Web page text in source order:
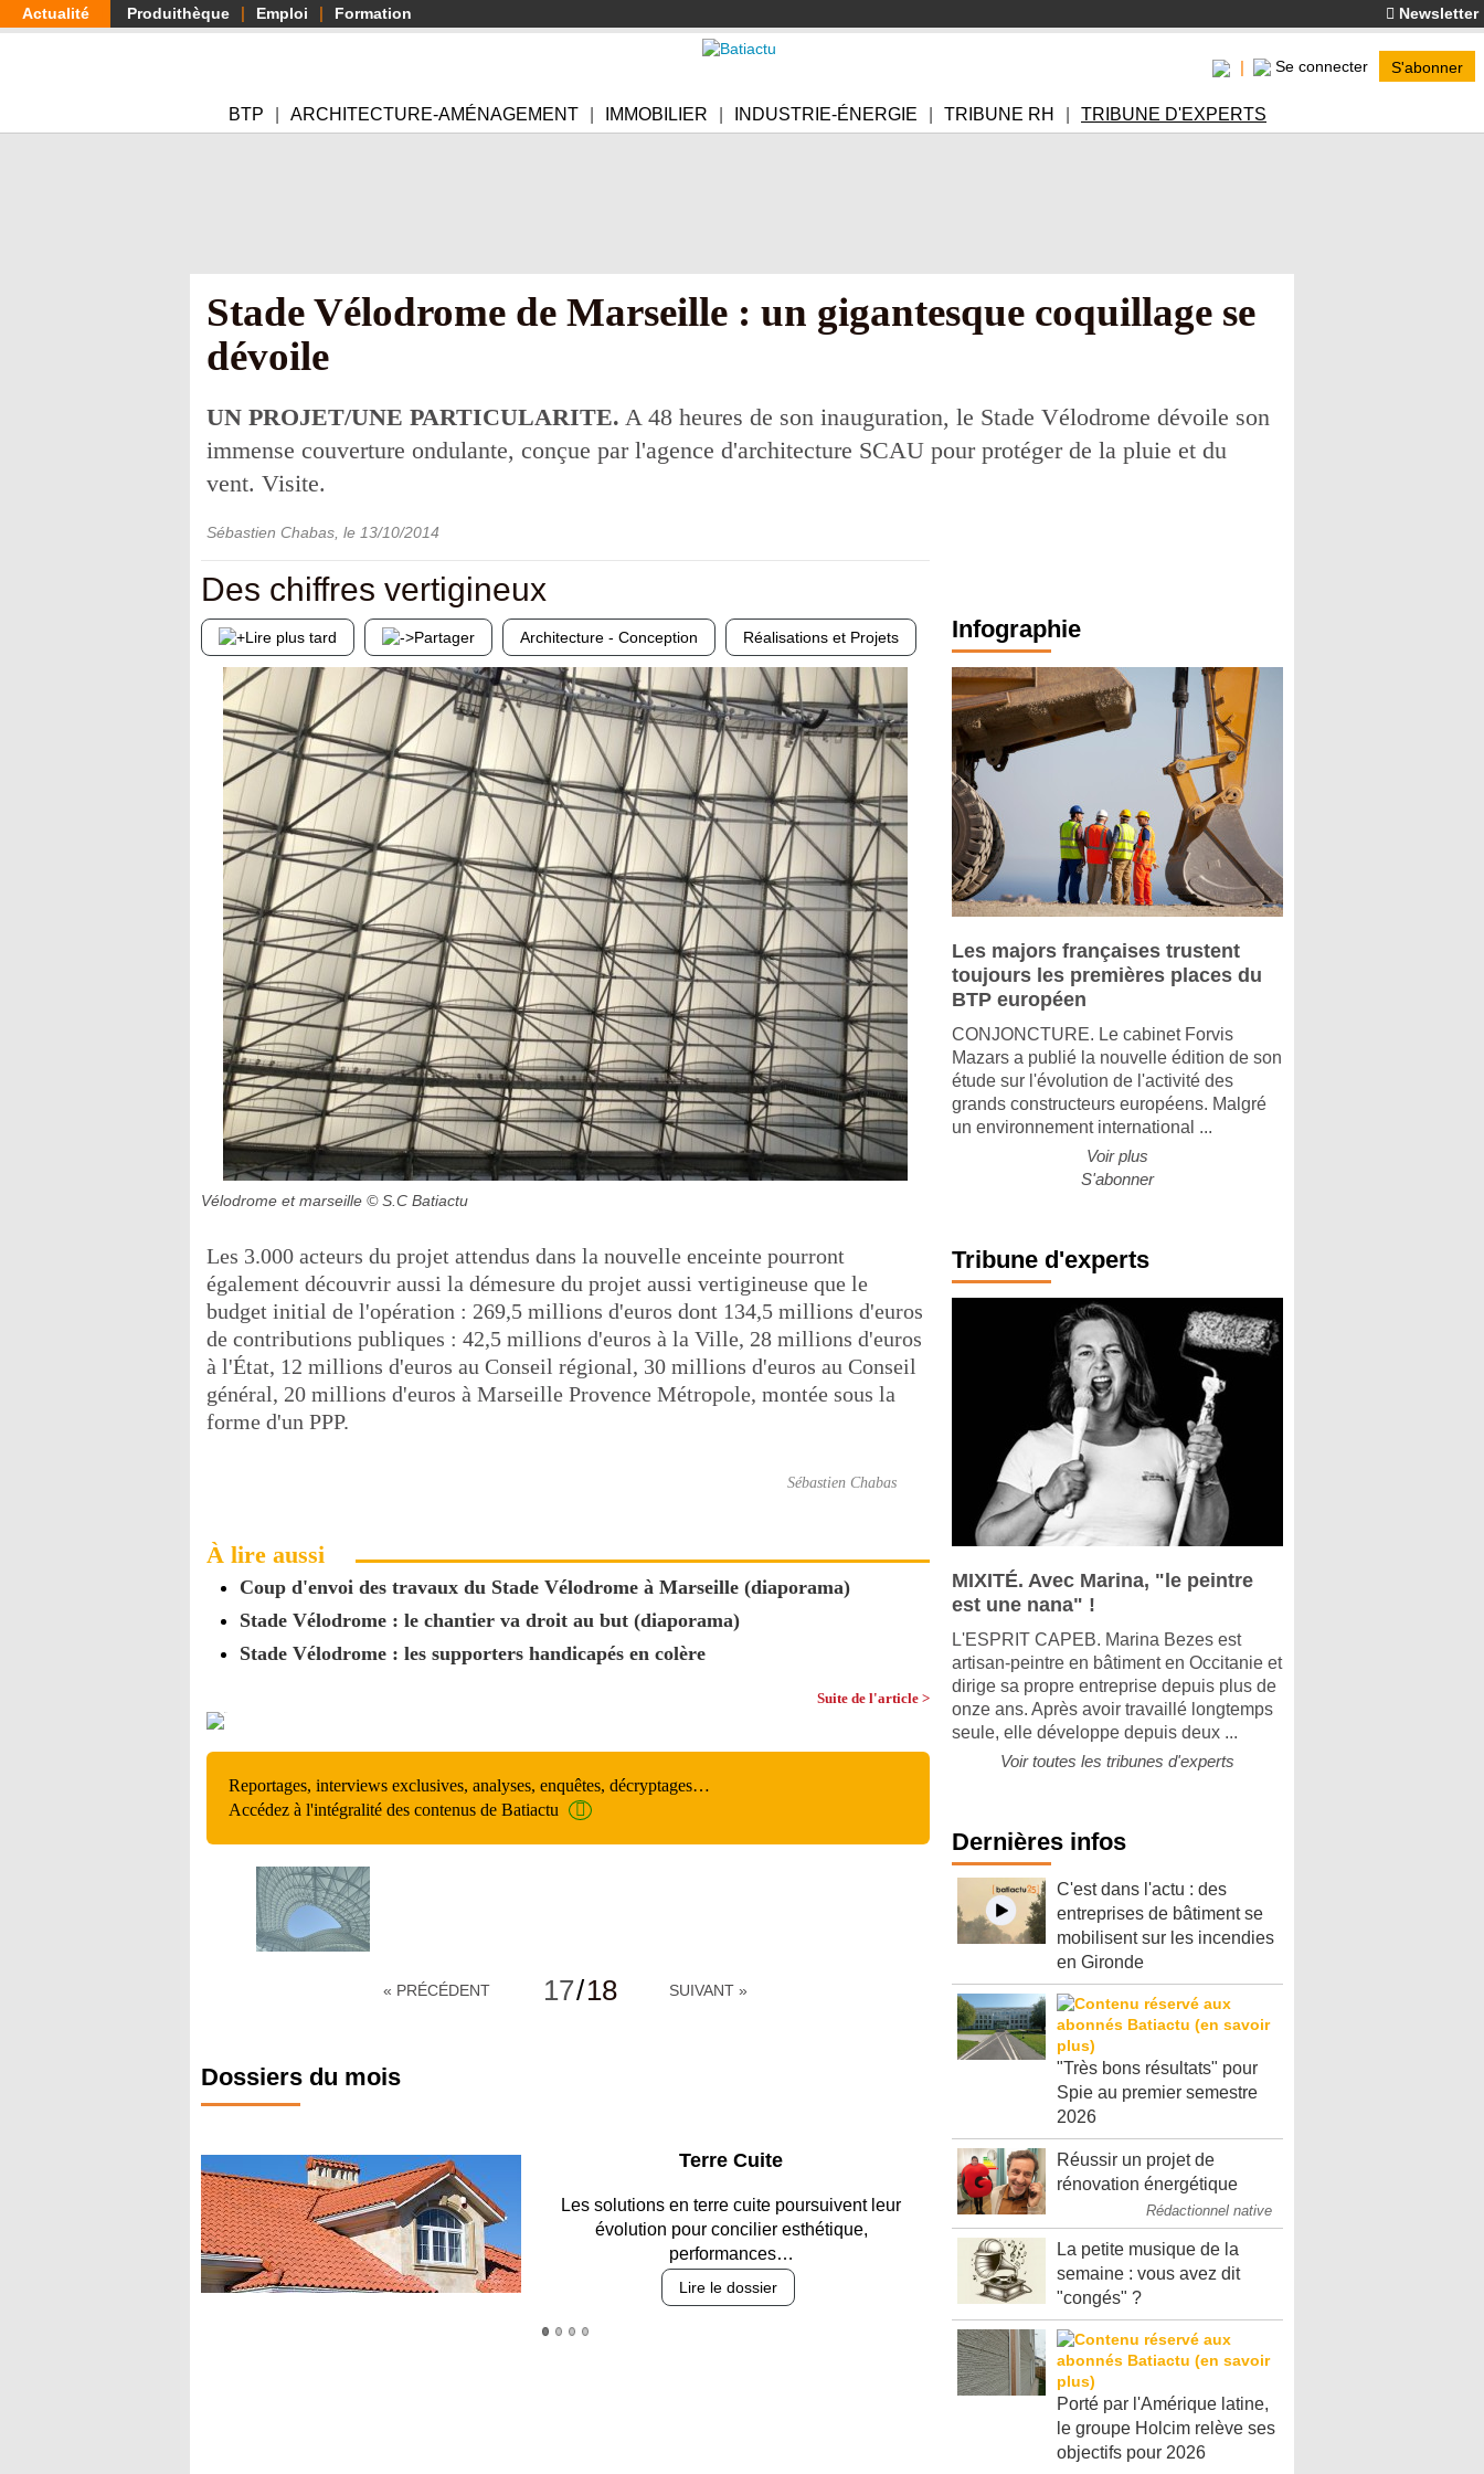
Aller
au
Actualité Produithèque Emploi Formation Newsletter
Se connecter S'abonner
BTP ARCHITECTURE-AMÉNAGEMENT IMMOBILIER INDUSTRIE-ÉNERGIE TRIBUNE RH TRIBUNE D'EXPERTS
Stade Vélodrome de Marseille : un gigantesque coquillage se
dévoile
UN PROJET/UNE PARTICULARITE. A 48 heures de son inauguration, le Stade Vélodrome dévoile son
immense couverture ondulante, conçue par l'agence d'architecture SCAU pour protéger de la pluie et du
vent. Visite.
Sébastien Chabas , le 13/10/2014
Des chiffres vertigineux
Lire plus tard Partager Architecture - Conception Réalisations et Projets
Vélodrome et marseille © S.C Batiactu
Les 3.000 acteurs du projet attendus dans la nouvelle enceinte pourront
également découvrir aussi la démesure du projet aussi vertigineuse que le
budget initial de l'opération : 269,5 millions d'euros dont 134,5 millions d'euros
de contributions publiques : 42,5 millions d'euros à la Ville, 28 millions d'euros
à l'État, 12 millions d'euros au Conseil régional, 30 millions d'euros au Conseil
général, 20 millions d'euros à Marseille Provence Métropole, montée sous la
forme d'un PPP.
Sébastien Chabas
À lire aussi
Coup d'envoi des travaux du Stade Vélodrome à Marseille (diaporama)
Stade Vélodrome : le chantier va droit au but (diaporama)
Stade Vélodrome : les supporters handicapés en colère
Suite de l'article >
Reportages, interviews exclusives, analyses, enquêtes, décryptages…
Accédez à l'intégralité des contenus de Batiactu
« PRÉCÉDENT 17/18 SUIVANT »
Dossiers du mois
Parking et garages
Entre circulation, sécurisation des accès, durabilité
des revêtements et intégration…
Lire le dossier
Infographie
Les majors françaises trustent
toujours les premières places du
BTP européen
CONJONCTURE. Le cabinet Forvis
Mazars a publié la nouvelle édition de son
étude sur l'évolution de l'activité des
grands constructeurs européens. Malgré
un environnement international ...
Voir plus
S'abonner
Tribune d'experts
MIXITÉ. Avec Marina, "le peintre
est une nana" !
L'ESPRIT CAPEB. Marina Bezes est
artisan-peintre en bâtiment en Occitanie et
dirige sa propre entreprise depuis plus de
onze ans. Après avoir travaillé longtemps
seule, elle développe depuis deux ...
Voir toutes les tribunes d'experts
Dernières infos
C'est dans l'actu : des
entreprises de bâtiment se
mobilisent sur les incendies
en Gironde
"Très bons résultats" pour
Spie au premier semestre
2026
Réussir un projet de
rénovation énergétique
Rédactionnel native
La petite musique de la
semaine : vous avez dit
"congés" ?
Porté par l'Amérique latine,
le groupe Holcim relève ses
objectifs pour 2026